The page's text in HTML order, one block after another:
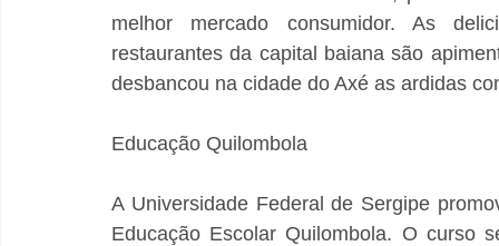
melhor mercado consumidor. As
restaurantes da capital baiana são
desbancou na cidade do Axé as ardidas
Educação Quilombola
A Universidade Federal de Sergipe
Educação Escolar Quilombola. O curso